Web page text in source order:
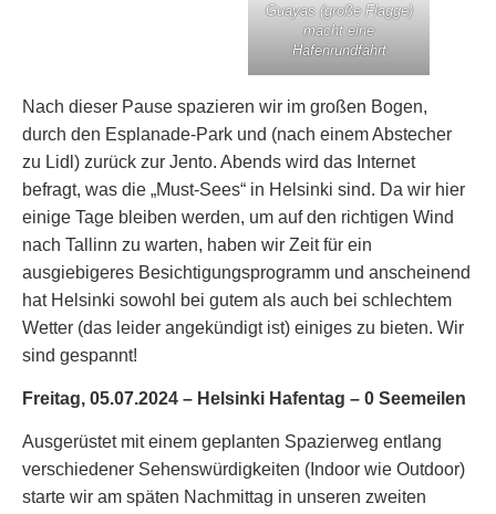
Guayas (große Flagge)
macht eine
Hafenrundfahrt
Nach dieser Pause spazieren wir im großen Bogen,
durch den Esplanade-Park und (nach einem Abstecher
zu Lidl) zurück zur Jento. Abends wird das Internet
befragt, was die „Must-Sees“ in Helsinki sind. Da wir hier
einige Tage bleiben werden, um auf den richtigen Wind
nach Tallinn zu warten, haben wir Zeit für ein
ausgiebigeres Besichtigungsprogramm und anscheinend
hat Helsinki sowohl bei gutem als auch bei schlechtem
Wetter (das leider angekündigt ist) einiges zu bieten. Wir
sind gespannt!
Freitag, 05.07.2024 – Helsinki Hafentag – 0 Seemeilen
Ausgerüstet mit einem geplanten Spazierweg entlang
verschiedener Sehenswürdigkeiten (Indoor wie Outdoor)
starte wir am späten Nachmittag in unseren zweiten